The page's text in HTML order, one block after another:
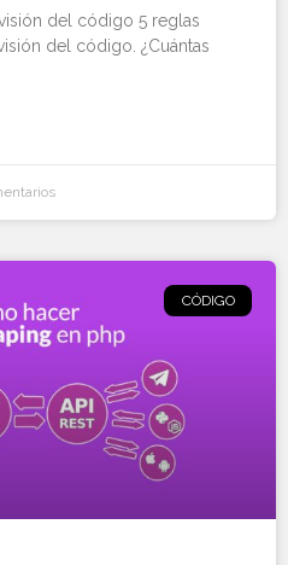
del código 5 reglas
del código. ¿Cuántas
CÓDIGO